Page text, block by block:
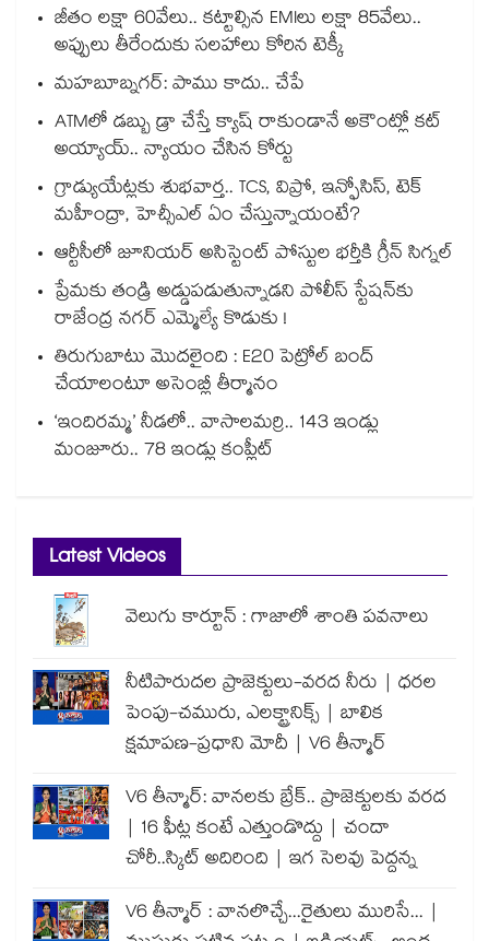
జీతం లక్షా 60వేలు.. కట్టాల్సిన EMIలు లక్షా 85వేలు..
అప్పులు తీరేందుకు సలహాలు కోరిన టెక్కీ
మహబూబ్నగర్: పాము కాదు.. చేపే
ATMలో డబ్బు డ్రా చేస్తే క్యాష్ రాకుండానే అకౌంట్లో కట్
అయ్యాయ్.. న్యాయం చేసిన కోర్టు
గ్రాడ్యుయేట్లకు శుభవార్త.. TCS, విప్రో, ఇన్ఫోసిస్, టెక్
మహీంద్రా, హెచ్సీఎల్ ఏం చేస్తున్నాయంటే?
ఆర్టీసీలో జూనియర్ అసిస్టెంట్‌‌ పోస్టుల భర్తీకి గ్రీన్‌‌ సిగ్నల్
ప్రేమకు తండ్రి అడ్డుపడుతున్నాడని పోలీస్ స్టేషన్⁪కు
రాజేంద్ర నగర్ ఎమ్మెల్యే కొడుకు !
తిరుగుబాటు మొదలైంది : E20 పెట్రోల్ బంద్
చేయాలంటూ అసెంబ్లీ తీర్మానం
‘ఇందిరమ్మ’ నీడలో.. వాసాలమర్రి.. 143 ఇండ్లు
మంజూరు.. 78 ఇండ్లు కంప్లీట్
Latest Videos
వెలుగు కార్టూన్ : గాజాలో శాంతి పవనాలు
నీటిపారుదల ప్రాజెక్టులు-వరద నీరు | ధరల
పెంపు-చమురు, ఎలక్ట్రానిక్స్ | బాలిక
క్షమాపణ-ప్రధాని మోదీ | V6 తీన్మార్
V6 తీన్మార్: వానలకు బ్రేక్.. ప్రాజెక్టులకు వరద
| 16 ఫీట్ల కంటే ఎత్తుండొద్దు | చందా
చోరీ..స్కిట్ అదిరింది | ఇగ సెలవు పెద్దన్న
V6 తీన్మార్ : వానలొచ్చే...రైతులు మురిసే... |